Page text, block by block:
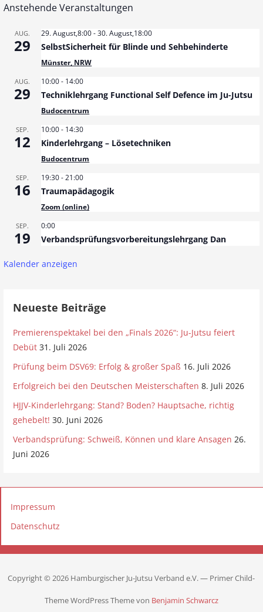
i
t
n
Anstehende Veranstaltungen
AUG.
29
29. August,8:00-30. August,18:00
SelbstSicherheit für Blinde und Sehbehinderte
Münster, NRW
AUG.
29
10:00- 14:00
Techniklehrgang Functional Self Defence im Ju-Jutsu
Budocentrum
SEP.
12
10:00- 14:30
Kinderlehrgang – Lösetechniken
Budocentrum
SEP.
16
19:30-21:00
Traumapädagogik
Zoom (online)
SEP.
19
0:00
Verbandsprüfungsvorbereitungslehrgang Dan
Kalender anzeigen
Neueste Beiträge
Premierenspektakel bei den „Finals 2026“: Ju-Jutsu feiert
Debüt 31. Juli 2026
Prüfung beim DSV69: Erfolg & großer Spaß 16. Juli 2026
Erfolgreich bei den Deutschen Meisterschaften 8. Juli 2026
HJJV-Kinderlehrgang: Stand? Boden? Hauptsache, richtig
gehebelt! 30. Juni 2026
Verbandsprüfung: Schweiß, Können und klare Ansagen 26.
Juni 2026
Impressum
Datenschutz
Copyright © 2026 Hamburgischer Ju-Jutsu Verband e.V. — Primer Child-
Theme WordPress Theme von Benjamin Schwarcz